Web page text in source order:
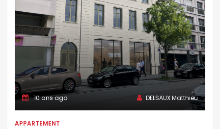
10 ans ago DELSAUX Matthieu
APPARTEMENT